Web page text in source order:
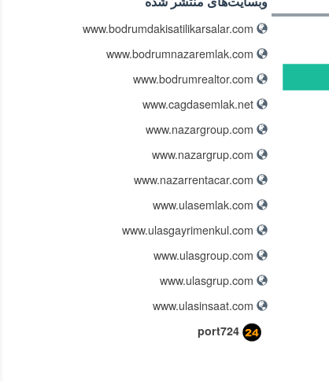
www.cagdasemlak.net
port724